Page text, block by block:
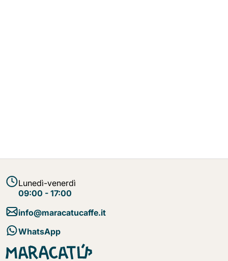
Lunedì-venerdì
09:00 - 17:00
info@maracatucaffe.it
WhatsApp